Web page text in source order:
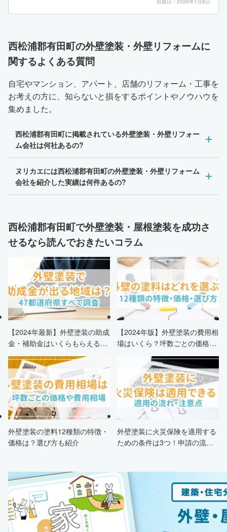
投稿日：2026年1月8日
西松浦郡有田町の外壁塗装・外壁リフォームに
関するよくある質問
自宅やマンション、アパート、店舗のリフォーム・工事を
お考えの方に、知らないと損をするポイントやノウハウを
集めました。
西松浦郡有田町に掲載されている外壁塗装・外壁リフォー
ム会社は何社あるの?
ヌリカエには西松浦郡有田町の外壁塗装・外壁リフォーム
会社を紹介した実績は何件あるの?
西松浦郡有田町で外壁塗装・屋根塗装を成功さ
せるなら読んでおきたいコラム
【2024年最新】外壁塗装の助成
金・補助金はいくらもらえる？
申請条件・市区町村情報・安く
する方法も紹介！
【2024年版】外壁塗装の費用相
場はいくら？坪数ごとの価格も
外壁塗装の塗料12種類の特徴・
価格は？選び方も紹介
外壁塗装に火災保険を適用する
ための条件は3つ！申請の流